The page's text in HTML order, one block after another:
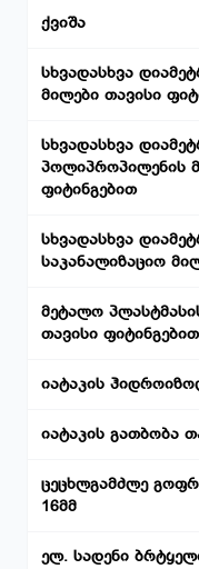
ქვიშა
სხვადასხვა
მილები თავისი
სხვადასხვა
პოლიპროპილენის
ფიტინგებით
სხვადასხვა
საკანალიზაციო
მეტალო
თავისი ფიტინგებით
იატაკის
იატაკის გათბობა
ცეცხლგამძლე
16მმ
ელ. სადენი